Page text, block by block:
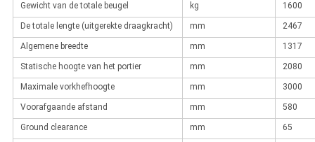
Gewicht van de totale beugel kg 1600
De totale lengte (uitgerekte draagkracht) mm 2467
Algemene breedte mm 1317
Statische hoogte van het portier mm 2080
Maximale vorkhefhoogte mm 3000
Voorafgaande afstand mm 580
Ground clearance mm 65